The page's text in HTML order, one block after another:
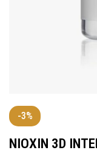
-3%
NIOXIN 3D